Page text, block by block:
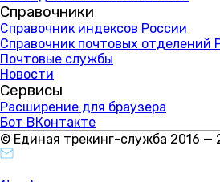
Справочники
Справочник индексов России
Справочник почтовых отделений
Почтовые службы
Новости
Сервисы
Расширение для браузера
Бот ВКонтакте
© Единая трекинг-служба 2016 —